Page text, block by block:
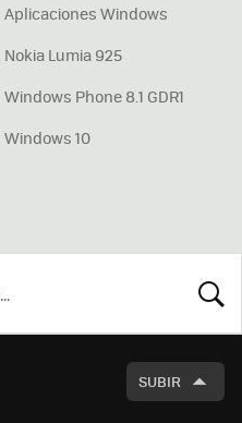
Aplicaciones Windows
Nokia Lumia 925
Windows Phone 8.1 GDR1
Windows 10
SUBIR